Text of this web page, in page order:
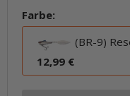
Farbe:
(BR-9)
12,99 €